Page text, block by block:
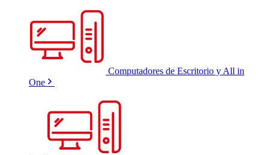
Computadores de Escritorio y All in
One